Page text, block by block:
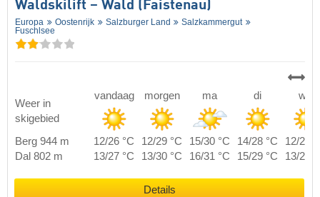
Waldskilift – Wald (Faistenau)
Europa Oostenrijk Salzburger Land
Salzkammergut
Fuschlsee
Weer in
skigebied
vandaag morgen ma di wo
Berg 944 m 12/26 °C 12/29 °C 15/30 °C 14/28 °C
12/24
Dal 802 m
13/27 °C 13/30 °C 16/31 °C 15/29 °C 13/25
Details